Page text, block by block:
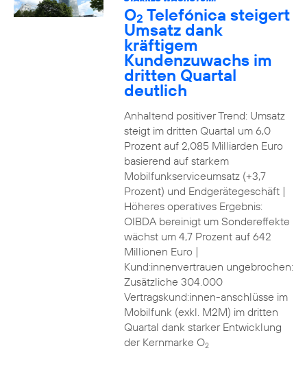
O2 Telefónica steigert
Umsatz dank
kräftigem
Kundenzuwachs im
dritten Quartal
deutlich
Anhaltend positiver Trend: Umsatz
steigt im dritten Quartal um 6,0
Prozent auf 2,085 Milliarden Euro
basierend auf starkem
Mobilfunkserviceumsatz (+3,7
Prozent) und Endgerätegeschäft |
Höheres operatives Ergebnis:
OIBDA bereinigt um Sondereffekte
wächst um 4,7 Prozent auf 642
Millionen Euro |
Kund:innenvertrauen ungebrochen:
Zusätzliche 304.000
Vertragskund:innen-anschlüsse im
Mobilfunk (exkl. M2M) im dritten
Quartal dank starker Entwicklung
der Kernmarke O2